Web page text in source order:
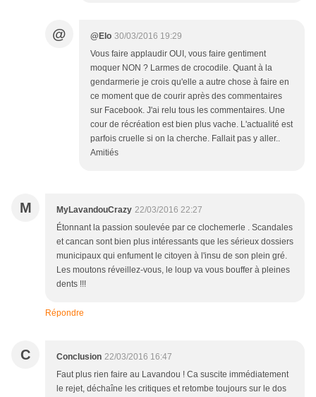
@ @Elo 30/03/2016 19:29
Vous faire applaudir OUI, vous faire gentiment
moquer NON ? Larmes de crocodile. Quant à la
gendarmerie je crois qu'elle a autre chose à faire en
ce moment que de courir après des commentaires
sur Facebook. J'ai relu tous les commentaires. Une
cour de récréation est bien plus vache. L'actualité est
parfois cruelle si on la cherche. Fallait pas y aller..
Amitiés
M MyLavandouCrazy 22/03/2016 22:27
Étonnant la passion soulevée par ce clochemerle . Scandales
et cancan sont bien plus intéressants que les sérieux dossiers
municipaux qui enfument le citoyen à l'insu de son plein gré.
Les moutons réveillez-vous, le loup va vous bouffer à pleines
dents !!!
Répondre
C Conclusion 22/03/2016 16:47
Faut plus rien faire au Lavandou ! Ca suscite immédiatement
le rejet, déchaîne les critiques et retombe toujours sur le dos